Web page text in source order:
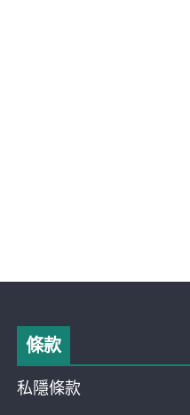
條款
私隱條款